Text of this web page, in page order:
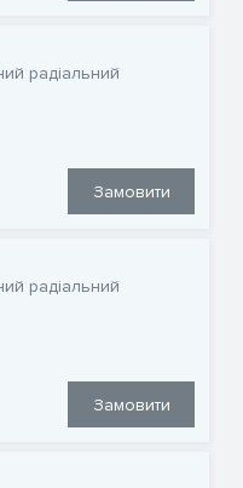
радіальний
Замовити
радіальний
Замовити